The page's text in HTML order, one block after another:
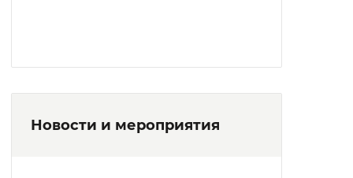
Новости и мероприятия